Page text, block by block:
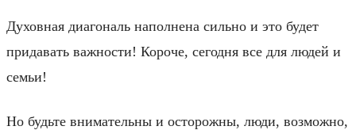
Духовная диагональ наполнена сильно и это будет
придавать важности! Короче, сегодня все для людей и
семьи!
Но будьте внимательны и осторожны, люди, возможно,